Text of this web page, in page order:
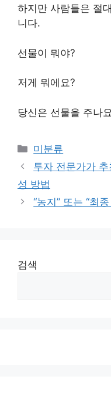
하지만 사람들은 절
니다.
선물이 뭐야?
저게 뭐에요?
당신은 선물을 주나요
Categories
미분류
투자 전문가가
성 방법
“농지” 또는 “최
검색